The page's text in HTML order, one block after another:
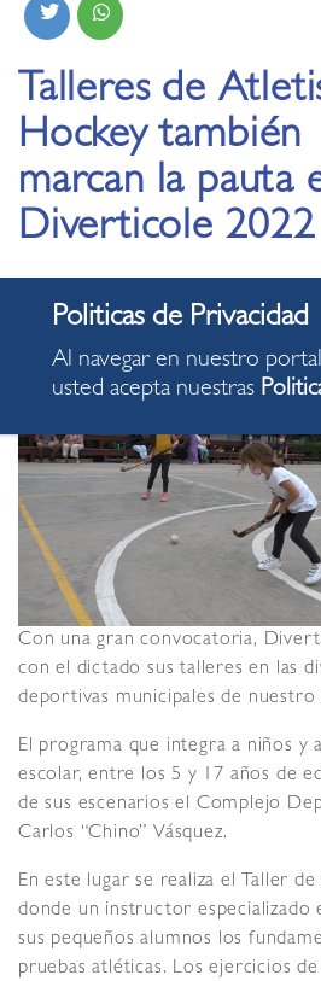
Talleres de
Hockey también
marcan la pauta
Diverticole 2022
10.03.2022
Con una gran convocatoria,
con el dictado sus talleres en las
deportivas municipales de
El programa que integra a niños y
escolar, entre los 5 y 17 años de
de sus escenarios el Complejo
Carlos “Chino” Vásquez.
En este lugar se realiza el Taller
donde un instructor especializado
sus pequeños alumnos los
pruebas atléticas. Los ejercicios
Al navegar en nuestro
usted acepta nuestras